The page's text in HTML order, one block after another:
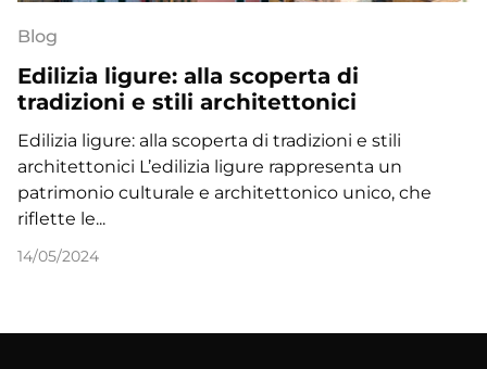
Blog
Edilizia ligure: alla scoperta di
tradizioni e stili architettonici
Edilizia ligure: alla scoperta di tradizioni e stili
architettonici L’edilizia ligure rappresenta un
patrimonio culturale e architettonico unico, che
riflette le...
14/05/2024